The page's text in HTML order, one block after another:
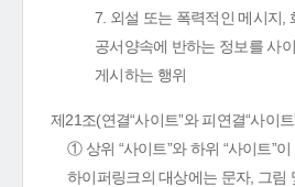
7. 외설 또는 폭력적인 메시지,
공서양속에 반하는 정보를 사
게시하는 행위
제21조(연결“사이트”와 피연결“사이
① 상위 “사이트”와 하위 “사이트”
하이퍼링크의 대상에는 문자, 그림